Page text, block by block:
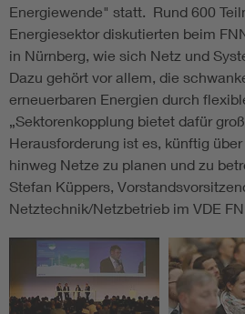
Energiewende" statt. Rund 600
Energiesektor diskutierten beim
in Nürnberg, wie sich Netz und
Dazu gehört vor allem, die
erneuerbaren Energien durch
„Sektorenkopplung bietet dafür
Herausforderung ist es, künftig
hinweg Netze zu planen und zu
Stefan Küppers,
Netztechnik/Netzbetrieb im VDE